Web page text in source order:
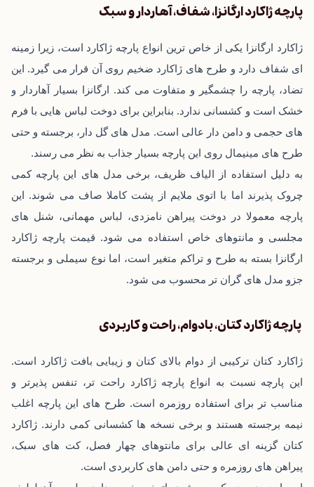
پارچه ژاکارد ارگانزا، شفاف، آهاردار و سبک
ژاکارد ارگانزا یکی از خاص ‌ترین انواع پارچه ژاکارد است، زیرا زمینه
ای شفاف دارد و طرح‌ های ژاکارد ضخیم روی آن قرار می ‌گیرد. این
تضاد، پارچه را چشمگیر و متفاوت می‌ کند. ارگانزا بسیار آهاردار و
خشک است و کشسانی ندارد. بنابراین برای دوخت لباس‌ هایی با فرم‌
های حجمی و دامن ‌دار عالی است. مدل‌ های گل ‌دار، برجسته و حتی
طرح ‌های مینیمال روی این پارچه بسیار جذاب به نظر می ‌رسند.
به دلیل استفاده از الیاف ظریف، برخی مدل ‌های این پارچه کمی
چروک ‌پذیرند اما با اتوی ملایم از پشت کاملا صاف می ‌شوند. این
پارچه معمولا در دوخت پیراهن نامزدی، لباس مهمانی، شنل‌ های
مجلسی و مانتوهای خاص استفاده می ‌شود. قیمت پارچه ژاکارد
ارگانزا بسته به طرح و تراکم متغیر است، اما نوع سیملی و برجسته
جزو مدل ‌های گران ‌تر محسوب می ‌شود.
پارچه ژاکارد کتان، بادوام، راحت و کاربردی
ژاکارد کتان ترکیبی از دوام بالای کتان و زیبایی بافت ژاکارد است.
این پارچه نسبت به انواع پارچه ژاکارد راحت ‌تر، تنفس پذیر‌تر و
مناسب ‌تر برای استفاده روزمره است. طرح ‌های این پارچه اغلب
نیمه ‌برجسته‌ هستند و برخی نسخه ‌ها کشسانی کمی دارند. ژاکارد
کتان گزینه ‌ای عالی برای مانتوهای چهار فصل، کت‌ های سبک،
پیراهن ‌های روزمره و حتی دامن ‌های کاربردی است.